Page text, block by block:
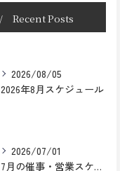
Recent Posts
2026/08/05
2026年8月スケジュール
2026/07/01
7月の催事・営業スケジュールのお知らせ